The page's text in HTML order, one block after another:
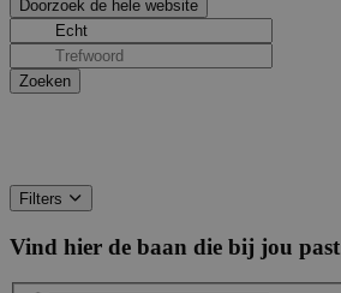
Filters
Vind hier de baan die bij jou past